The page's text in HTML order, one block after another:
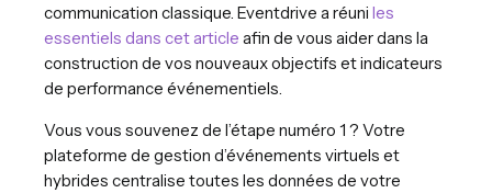
communication classique. Eventdrive a réuni les
essentiels dans cet article afin de vous aider dans la
construction de vos nouveaux objectifs et indicateurs
de performance événementiels.
Vous vous souvenez de l’étape numéro 1 ? Votre
plateforme de gestion d’événements virtuels et
hybrides centralise toutes les données de votre